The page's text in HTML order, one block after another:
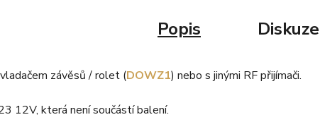
Popis Diskuze
závěsů / rolet (DOWZ1) nebo s jinými RF přijímači.
12V, která není součástí balení.